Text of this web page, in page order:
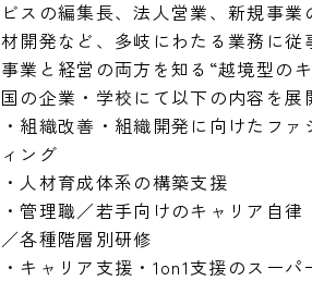
ビスの編集長、法人営業、新規事
材開発など、多岐にわたる業務に従
事業と経営の両方を知る“越境型の
国の企業・学校にて以下の内容を展
・組織改善・組織開発に向けたフ
ィング
・人材育成体系の構築支援
・管理職／若手向けのキャリア自
／各種階層別研修
・キャリア支援・1on1支援のスーパ